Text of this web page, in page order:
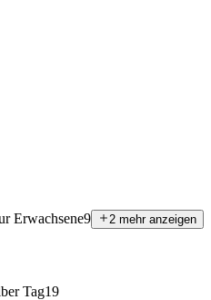
Erwachsene9 2 mehr anzeigen
Tag19